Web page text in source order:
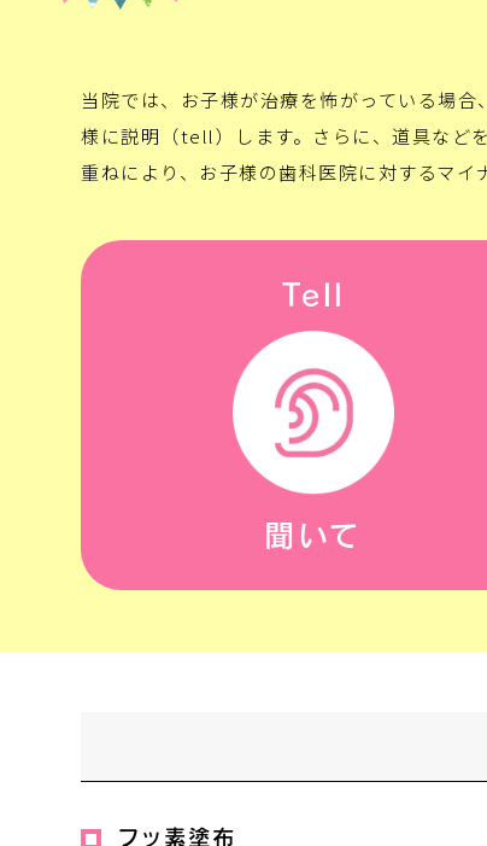
当院では、お子様が治療を怖がっている場
様に説明（tell）します。さらに、道具など
重ねにより、お子様の歯科医院に対するマ
Tell
聞いて
フッ素塗布